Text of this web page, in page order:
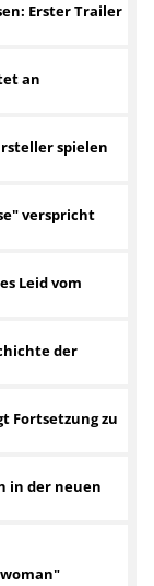
Erster Trailer
an
spielen
verspricht
Leid vom
der
Fortsetzung zu
in der neuen